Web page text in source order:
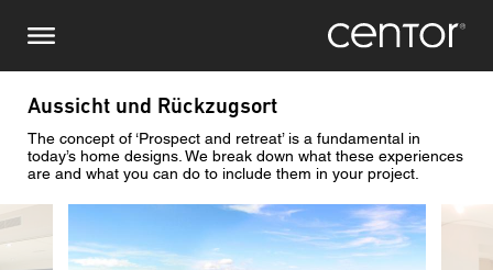
zum
Inhalt
Aussicht und Rückzugsort
The concept of ‘Prospect and retreat’ is a fundamental in
today’s home designs. We break down what these experiences
are and what you can do to include them in your project.
Bild
Stellen Sie eine Anfrage
Vor-/ Nachname
Telefonnummer Nordamerika